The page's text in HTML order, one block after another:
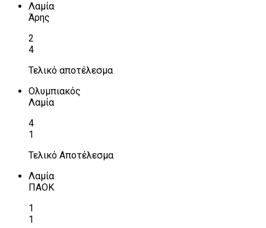
Λαμία
Άρης
2
4
Τελικό αποτέλεσμα
Ολυμπιακός
Λαμία
4
1
Τελικό Αποτέλεσμα
Λαμία
ΠΑΟΚ
1
1